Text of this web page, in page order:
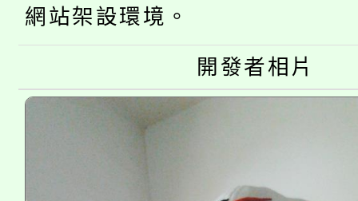
程，歡迎學生輔導中心
心理、諮商輔導、社會
系所師生報名參加。
縣市「校園短影音徵選
門員」簡章及活動海報
踴躍報名參加。
桃園市115學年度學生
「桃園市補助參觀特色
展演活動實施計畫」
115年度「教育部表揚
義教育推展貢獻獎」
網站架設環境。
開發者相片